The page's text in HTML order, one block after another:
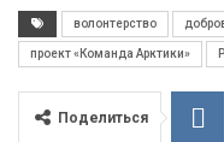
волонтерство
проект «Команда Арктики»
Поделиться